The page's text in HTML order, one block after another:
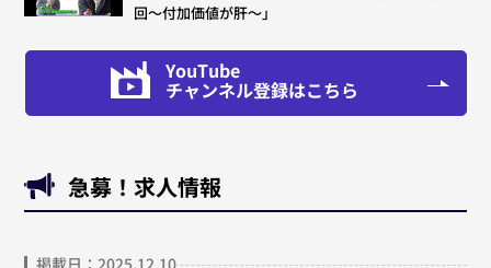
回～付加価値が肝～」
YouTube
チャンネル登録はこちら
急募！求人情報